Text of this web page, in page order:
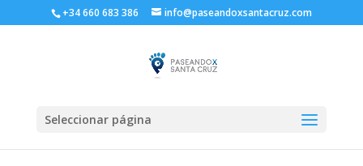
+34 660 683 386 info@paseandoxsantacruz.com
Seleccionar página